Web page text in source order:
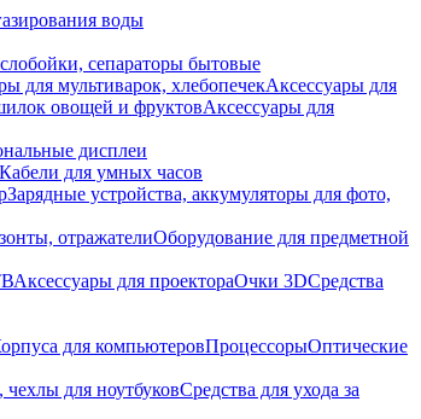
воды
сепараторы бытовые
для мультиварок, хлебопечекАксессуары для
овощей и фруктовАксессуары для
дисплеи
Кабели для умных часов
Зарядные устройства, аккумуляторы для фото,
отражателиОборудование для предметной
Аксессуары для проектораОчки 3DСредства
для компьютеровПроцессорыОптические
для ноутбуковСредства для ухода за